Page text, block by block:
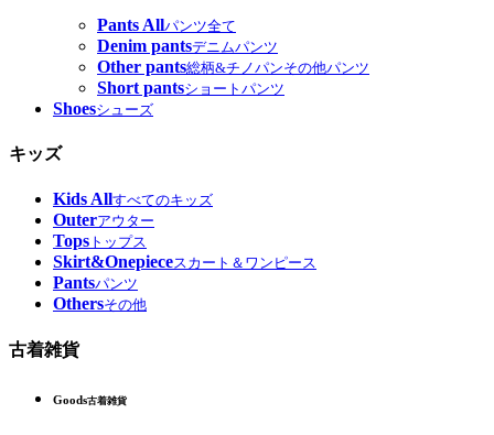
Pants Allパンツ全て
Denim pantsデニムパンツ
Other pants総柄&チノパンその他パンツ
Short pantsショートパンツ
Shoesシューズ
キッズ
Kids Allすべてのキッズ
Outerアウター
Tops トップス
Skirt&Onepieceスカート＆ワンピース
Pantsパンツ
Othersその他
古着雑貨
Goods古着雑貨